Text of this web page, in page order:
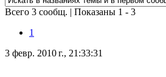
Всего 3 сообщ. | Показаны 1 - 3
1
3 февр. 2010 г., 21:33:31